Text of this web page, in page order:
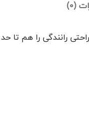
(0)
و راحتی رانندگی را